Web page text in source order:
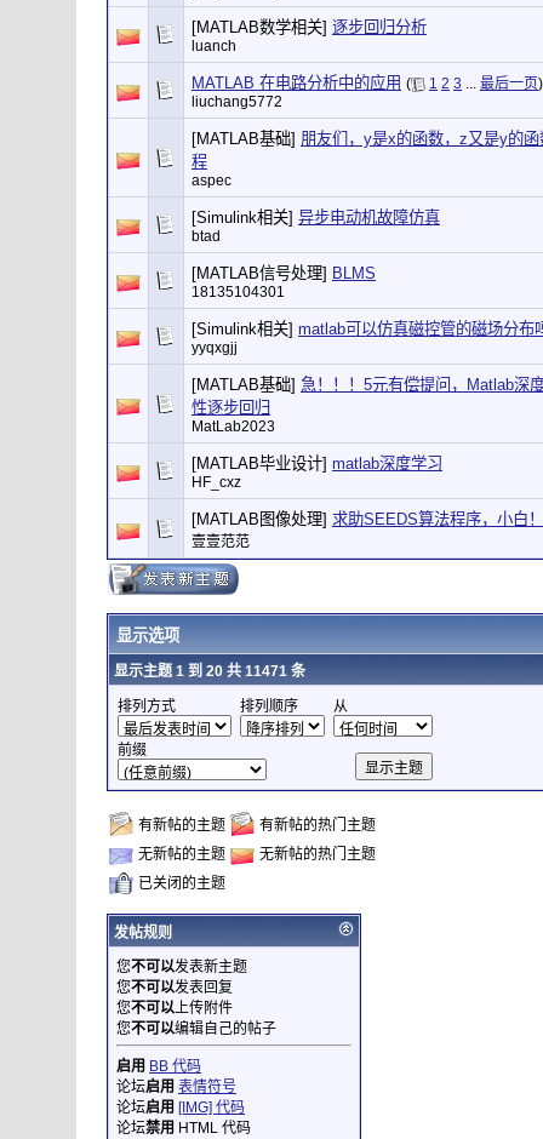
[MATLAB数学相关] 逐步回归分析
luanch
MATLAB 在电路分析中的应用 ( 1 2 3 ... 最后一页)
liuchang5772
[MATLAB基础] 朋友们，y是x的函数，z又是y的
程
aspec
[Simulink相关] 异步电动机故障仿真
btad
[MATLAB信号处理] BLMS
18135104301
[Simulink相关] matlab可以仿真磁控管的磁场分布
yyqxgjj
[MATLAB基础] 急！！！5元有偿提问，Matlab深
性逐步回归
MatLab2023
[MATLAB毕业设计] matlab深度学习
HF_cxz
[MATLAB图像处理] 求助SEEDS算法程序，小白
壹壹范范
显示选项
显示主题 1 到 20 共 11471 条
排列方式 排列顺序 从
前缀
有新帖的主题
有新帖的热门主题
无新帖的主题
无新帖的热门主题
已关闭的主题
发帖规则
您不可以发表新主题
您不可以发表回复
您不可以上传附件
您不可以编辑自己的帖子
启用 BB 代码
论坛启用 表情符号
论坛启用 [IMG] 代码
论坛禁用 HTML 代码